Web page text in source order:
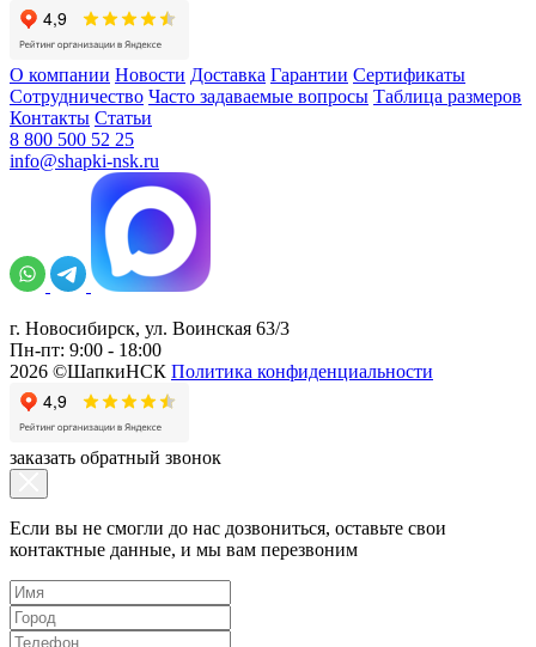
О компании Новости Доставка Гарантии Сертификаты
Сотрудничество Часто задаваемые вопросы Таблица размеров
Контакты Статьи
8 800 500 52 25
info@shapki-nsk.ru
г. Новосибирск, ул. Воинская 63/3
Пн-пт: 9:00 - 18:00
2026 ©ШапкиНСК Политика конфиденциальности
заказать обратный звонок
Если вы не смогли до нас дозвониться, оставьте свои
контактные данные, и мы вам перезвоним